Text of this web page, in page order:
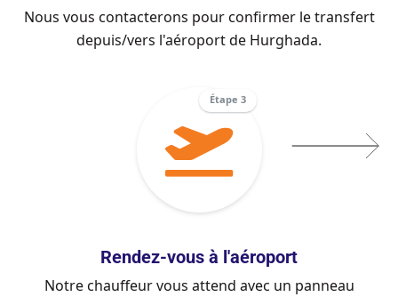
Nous vous contacterons pour confirmer le transfert
depuis/vers l'aéroport de Hurghada.
Rendez-vous à l'aéroport
Notre chauffeur vous attend avec un panneau
Étape 3